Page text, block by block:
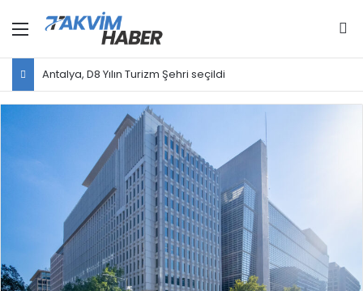
Menü
Antalya, D8 Yılın Turizm Şehri seçildi